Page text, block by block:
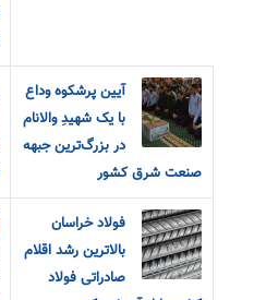
آیین پرشکوه وداع
با یک شهیدِ والانام
در بزرگ‌ترین جبهه
صنعت شرق کشور
فولاد خراسان
بالاترین رشد اقلام
صادراتی فولاد